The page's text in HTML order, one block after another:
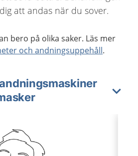
att andas när du sover.
bero på olika saker. Läs mer
och andningsuppehåll.